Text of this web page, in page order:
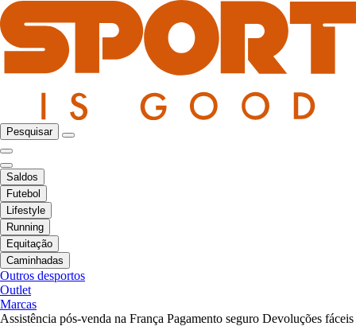
Pesquisar
Saldos
Futebol
Lifestyle
Running
Equitação
Caminhadas
Outros desportos
Outlet
Marcas
Assistência pós-venda na França Pagamento seguro Devoluções fáceis